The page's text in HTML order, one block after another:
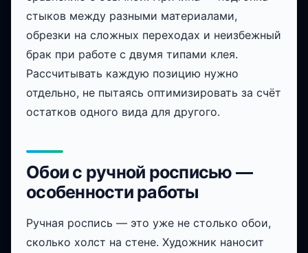
стыков между разными материалами,
обрезки на сложных переходах и неизбежный
брак при работе с двумя типами клея.
Рассчитывать каждую позицию нужно
отдельно, не пытаясь оптимизировать за счёт
остатков одного вида для другого.
Обои с ручной росписью —
особенности работы
Ручная роспись — это уже не столько обои,
сколько холст на стене. Художник наносит